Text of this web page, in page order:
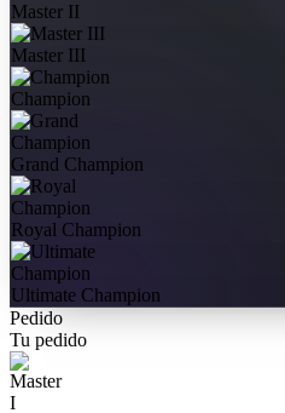
Master II
Master III
Champion
Grand Champion
Royal Champion
Ultimate Champion
Pedido
Tu pedido